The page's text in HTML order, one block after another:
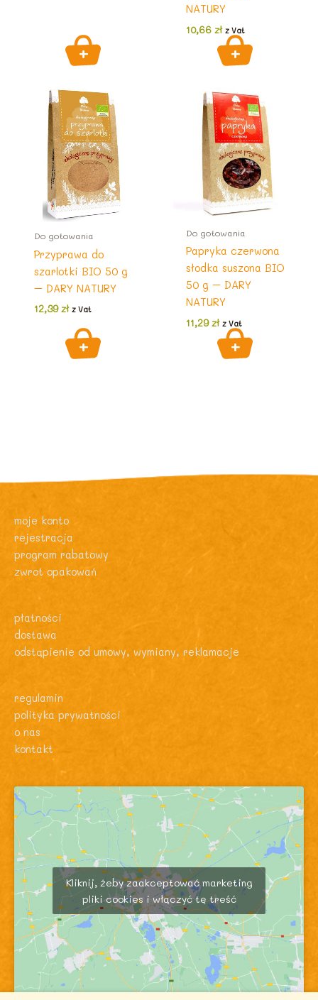
NATURY
10,66 zł z Vat
Do gotowania
Przyprawa do
szarlotki BIO 50 g
– DARY NATURY
12,39zł z Vat
Do gotowania
Papryka czerwona
słodka suszona BIO
50 g – DARY
NATURY
11,29zł z Vat
moje konto
rejestracja
program rabatowy
zwrot opakowań
płatności
dostawa
odstąpienie od umowy, wymiany, reklamacje
regulamin
polityka prywatności
o nas
kontakt
Kliknij, żeby zaakceptować marketing
pliki cookies i włączyć tę treść